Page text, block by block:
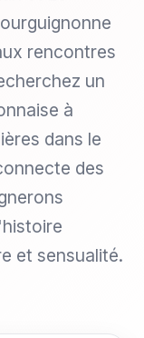
rencontres
un
à
dans le
des
et sensualité.